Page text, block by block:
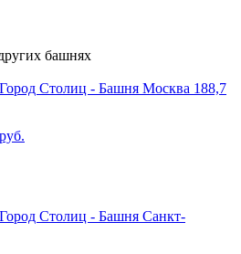
башнях
Столиц - Башня Москва 188,7
Столиц - Башня Санкт-